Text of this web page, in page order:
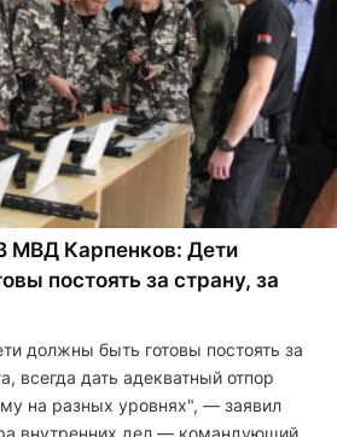
МВД Карпенков: Дети
постоять за страну, за
должны быть готовы постоять за
всегда дать адекватный отпор
на разных уровнях", — заявил
внутренних дел — командующий